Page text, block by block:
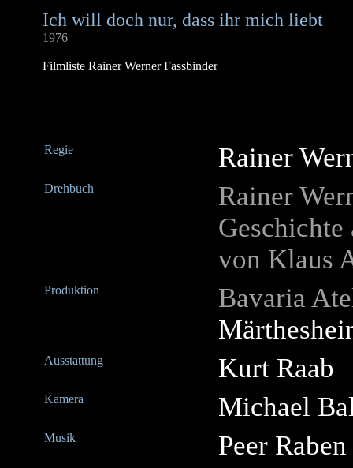
Ich will doch nur, dass ihr mich liebt
1976
Filmliste Rainer Werner Fassbinder
Regie Rainer
Drehbuch
Rainer
von Klaus
Produktion
Bavaria
Ausstattung Kurt Raab
Kamera Michael
Musik Peer Raben